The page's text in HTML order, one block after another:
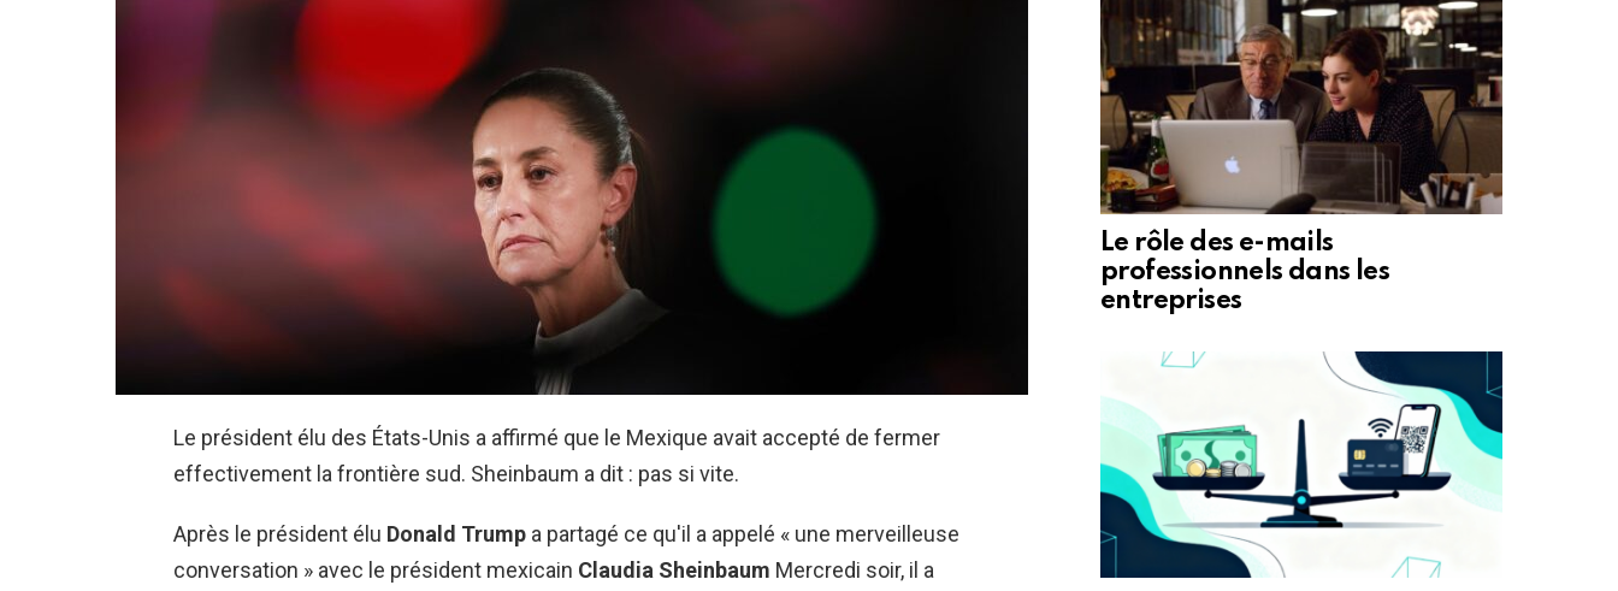
Le président élu des États-Unis a affirmé que le Mexique avait accepté de fermer
effectivement la frontière sud. Sheinbaum a dit : pas si vite.
Après le président élu Donald Trump a partagé ce qu'il a appelé « une merveilleuse
conversation » avec le président mexicain Claudia Sheinbaum Mercredi soir, il a
Le rôle des e-mails
professionnels dans les
entreprises